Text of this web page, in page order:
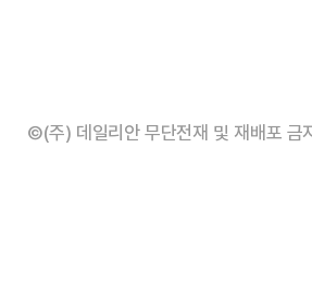
©(주) 데일리안 무단전재 및 재배포 금